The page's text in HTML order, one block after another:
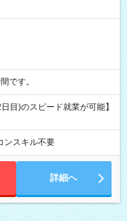
間です。
目)のスピード就業が可能】
ンスキル不要
詳細へ